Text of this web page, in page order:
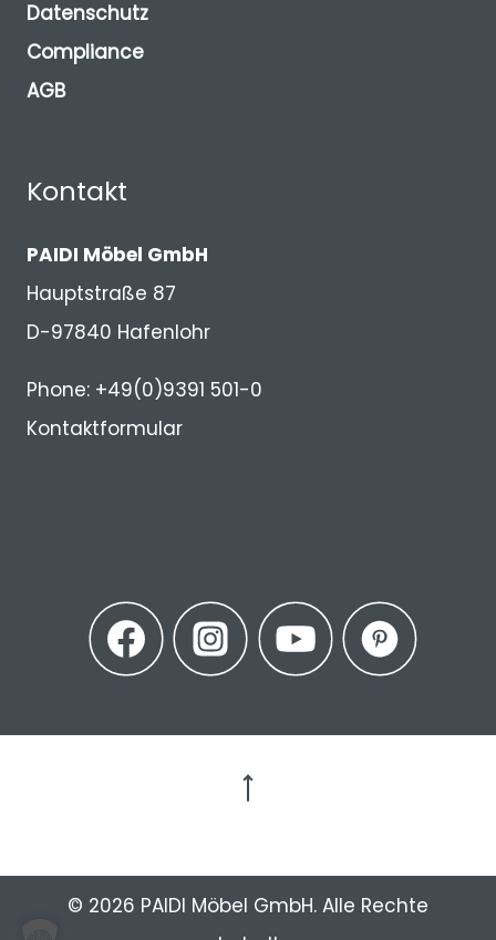
Datenschutz
Compliance
AGB
Kontakt
PAIDI Möbel GmbH
Hauptstraße 87
D-97840 Hafenlohr
Phone: +49(0)9391 501-0
Kontaktformular
© 2026 PAIDI Möbel GmbH. Alle Rechte